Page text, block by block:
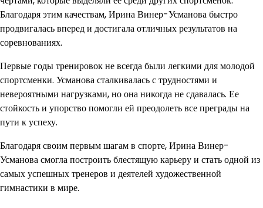
Благодаря этим качествам, Ирина Винер-Усманова быстро
продвигалась вперед и достигала отличных результатов на
соревнованиях.
Первые годы тренировок не всегда были легкими для молодой
спортсменки. Усманова сталкивалась с трудностями и
невероятными нагрузками, но она никогда не сдавалась. Ее
стойкость и упорство помогли ей преодолеть все преграды на
пути к успеху.
Благодаря своим первым шагам в спорте, Ирина Винер-
Усманова смогла построить блестящую карьеру и стать одной из
самых успешных тренеров и деятелей художественной
гимнастики в мире.